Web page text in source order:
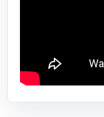
Ben Ahmed